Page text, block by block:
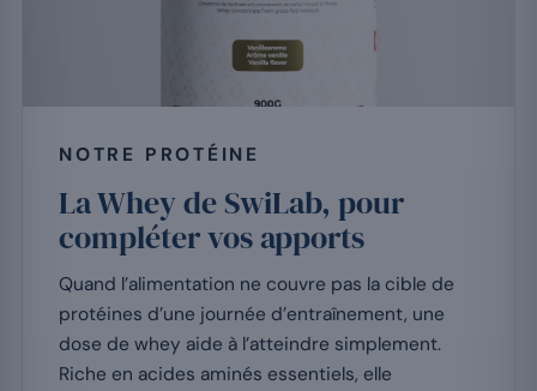
NOTRE PROTÉINE
La Whey de SwiLab, pour
compléter vos apports
Quand l’alimentation ne couvre pas la cible de
protéines d’une journée d’entraînement, une
dose de whey aide à l’atteindre simplement.
Riche en acides aminés essentiels, elle